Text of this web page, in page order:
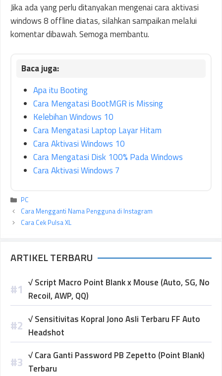
Jika ada yang perlu ditanyakan mengenai cara aktivasi
windows 8 offline diatas, silahkan sampaikan melalui
komentar dibawah. Semoga membantu.
Apa itu Booting
Cara Mengatasi BootMGR is Missing
Kelebihan Windows 10
Cara Mengatasi Laptop Layar Hitam
Cara Aktivasi Windows 10
Cara Mengatasi Disk 100% Pada Windows
Cara Aktivasi Windows 7
Kategori
PC
Cara Mengganti Nama Pengguna di Instagram
Cara Cek Pulsa XL
ARTIKEL TERBARU
√ Script Macro Point Blank x Mouse (Auto, SG, No
Recoil, AWP, QQ)
√ Sensitivitas Kopral Jono Asli Terbaru FF Auto
Headshot
√ Cara Ganti Password PB Zepetto (Point Blank)
Terbaru